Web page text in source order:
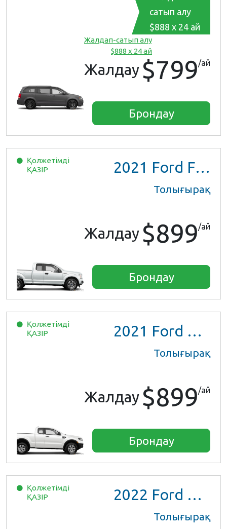
сатып алу
$888 x 24 ай
Жалдап-сатып алу
$888 x 24 ай
Жалдау $799/ай
Брондау
Қолжетімді
ҚАЗІР
2021 Ford F150 XL Ext Cab
Толығырақ
Жалдау $899/ай
Брондау
Қолжетімді
ҚАЗІР
2021 Ford Ranger XL Ext Cab
Толығырақ
Жалдау $899/ай
Брондау
Қолжетімді
ҚАЗІР
2022 Ford Escape SE Hybrid
Толығырақ